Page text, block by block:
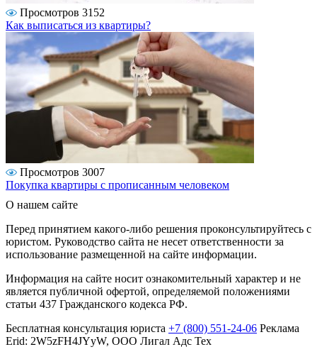
Просмотров 3152
Как выписаться из квартиры?
Просмотров 3007
Покупка квартиры с прописанным человеком
О нашем сайте
Перед принятием какого-либо решения проконсультируйтесь с
юристом. Руководство сайта не несет ответственности за
использование размещенной на сайте информации.
Информация на сайте носит ознакомительный характер и не
является публичной офертой, определяемой положениями
статьи 437 Гражданского кодекса РФ.
Бесплатная консультация юриста +7 (800) 551-24-06 Реклама
Erid: 2W5zFH4JYyW, ООО Лигал Адс Тех